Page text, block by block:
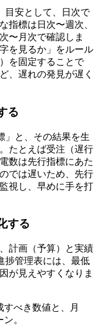
目安として、日次で
指標は日次〜週次、
〜月次で確認しま
を見るか」をルール
を固定することで
、遅れの発見が遅く
る
」と、その結果を生
たとえば受注（遅行
数は先行指標にあた
では遅いため、先行
視し、早めに手を打
する
計画（予算）と実績
捗管理表には、最低
が見えやすくなりま
べき数値と、月
。